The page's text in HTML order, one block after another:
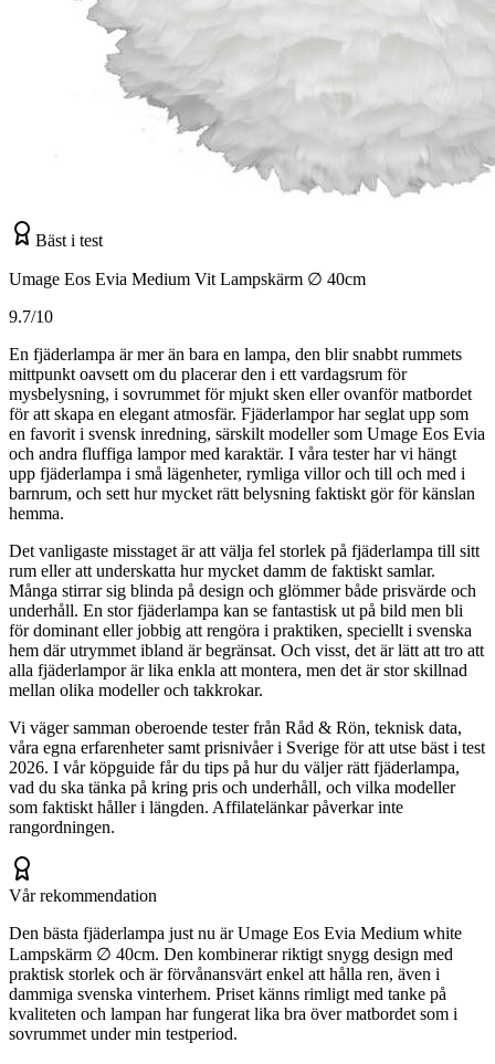
Bäst i test
Umage Eos Evia Medium Vit Lampskärm ∅ 40cm
9.7/10
En fjäderlampa är mer än bara en lampa, den blir snabbt rummets
mittpunkt oavsett om du placerar den i ett vardagsrum för
mysbelysning, i sovrummet för mjukt sken eller ovanför matbordet
för att skapa en elegant atmosfär. Fjäderlampor har seglat upp som
en favorit i svensk inredning, särskilt modeller som Umage Eos Evia
och andra fluffiga lampor med karaktär. I våra tester har vi hängt
upp fjäderlampa i små lägenheter, rymliga villor och till och med i
barnrum, och sett hur mycket rätt belysning faktiskt gör för känslan
hemma.
Det vanligaste misstaget är att välja fel storlek på fjäderlampa till sitt
rum eller att underskatta hur mycket damm de faktiskt samlar.
Många stirrar sig blinda på design och glömmer både prisvärde och
underhåll. En stor fjäderlampa kan se fantastisk ut på bild men bli
för dominant eller jobbig att rengöra i praktiken, speciellt i svenska
hem där utrymmet ibland är begränsat. Och visst, det är lätt att tro att
alla fjäderlampor är lika enkla att montera, men det är stor skillnad
mellan olika modeller och takkrokar.
Vi väger samman oberoende tester från Råd & Rön, teknisk data,
våra egna erfarenheter samt prisnivåer i Sverige för att utse bäst i test
2026. I vår köpguide får du tips på hur du väljer rätt fjäderlampa,
vad du ska tänka på kring pris och underhåll, och vilka modeller
som faktiskt håller i längden. Affilatelänkar påverkar inte
rangordningen.
Vår rekommendation
Den bästa fjäderlampa just nu är Umage Eos Evia Medium white
Lampskärm ∅ 40cm. Den kombinerar riktigt snygg design med
praktisk storlek och är förvånansvärt enkel att hålla ren, även i
dammiga svenska vinterhem. Priset känns rimligt med tanke på
kvaliteten och lampan har fungerat lika bra över matbordet som i
sovrummet under min testperiod.